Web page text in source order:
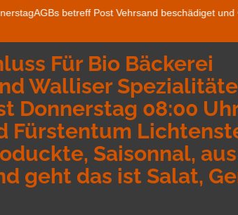
betreff Post Vehrsand beschädiget
Für Bio Bäckerei
Walliser
Donnerstag 08:00
Fürstentum
Saisonnal,
geht das ist Salat,